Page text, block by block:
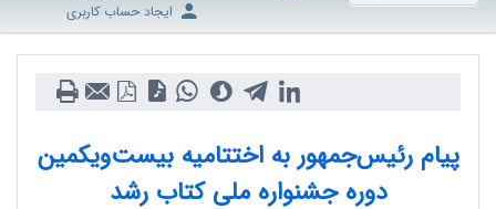
ایجاد حساب کاربری
پیام رئیس‌جمهور به اختتامیه بیست‌ویکمین
دوره جشنواره ملی کتاب رشد